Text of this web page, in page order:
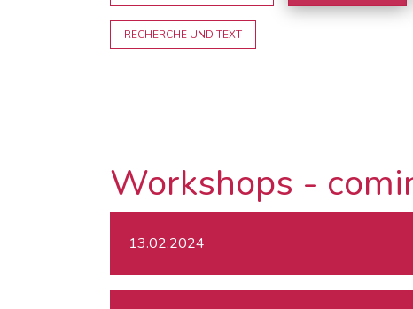
RECHERCHE UND TEXT
Workshops -
13.02.2024